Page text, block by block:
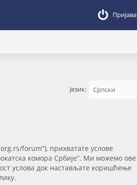
Пријава
Језик:
forum”), прихватате услове
комора Србије”. Ми можемо ове
услова док настављате коришћење